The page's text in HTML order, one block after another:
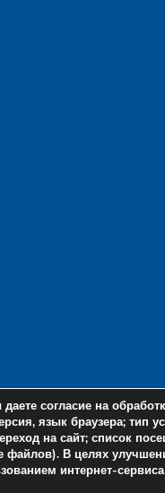
согласие на
язык браузера; тип
на сайт; список
файлов). В целях
интернет-